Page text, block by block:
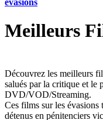
évasions
Meilleurs
Découvrez les meilleurs
salués par la critique et le
DVD/VOD/Streaming.
Ces films sur les évasions
détenus en pénitenciers